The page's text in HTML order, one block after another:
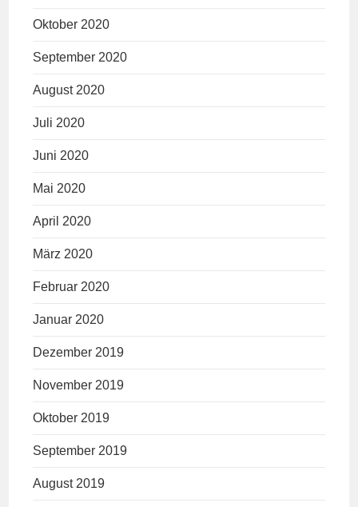
Oktober 2020
September 2020
August 2020
Juli 2020
Juni 2020
Mai 2020
April 2020
März 2020
Februar 2020
Januar 2020
Dezember 2019
November 2019
Oktober 2019
September 2019
August 2019